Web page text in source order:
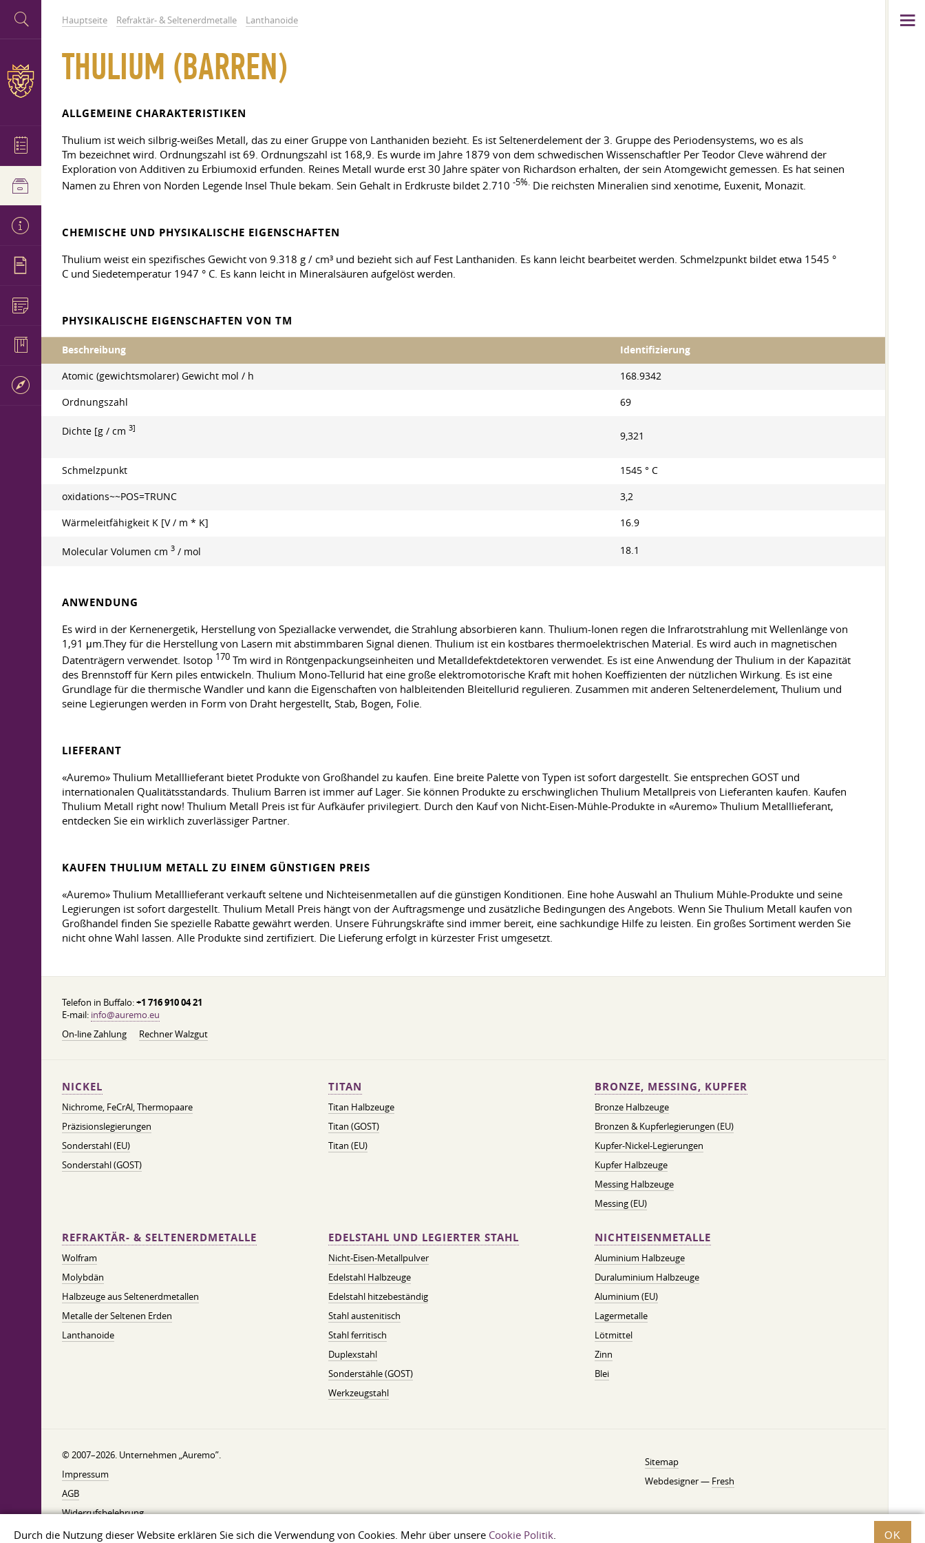
Durch die Nutzung dieser Website erklären Sie sich die Verwendung von Cookies. Mehr über unsere Cookie Politik. OK
Hauptseite Refraktär- & Seltenerdmetalle Lanthanoide
THULIUM (BARREN)
ALLGEMEINE CHARAKTERISTIKEN
Thulium ist weich silbrig-weißes Metall, das zu einer Gruppe von Lanthaniden bezieht. Es ist Seltenerdelement der 3. Gruppe des Periodensystems, wo es als
Tm bezeichnet wird. Ordnungszahl ist 69. Ordnungszahl ist 168,9. Es wurde im Jahre 1879 von dem schwedischen Wissenschaftler Per Teodor Cleve während der
Exploration von Additiven zu Erbiumoxid erfunden. Reines Metall wurde erst 30 Jahre später von Richardson erhalten, der sein Atomgewicht gemessen. Es hat seinen
Namen zu Ehren von Norden Legende Insel Thule bekam. Sein Gehalt in Erdkruste bildet 2.710 -5%. Die reichsten Mineralien sind xenotime, Euxenit, Monazit.
CHEMISCHE UND PHYSIKALISCHE EIGENSCHAFTEN
Thulium weist ein spezifisches Gewicht von 9.318 g / cm³ und bezieht sich auf Fest Lanthaniden. Es kann leicht bearbeitet werden. Schmelzpunkt bildet etwa 1545 °
C und Siedetemperatur 1947 ° C. Es kann leicht in Mineralsäuren aufgelöst werden.
PHYSIKALISCHE EIGENSCHAFTEN VON TM
Beschreibung Identifizierung
Atomic (gewichtsmolarer) Gewicht mol / h 168.9342
Ordnungszahl 69
Dichte [g / cm 3]
9,321
Schmelzpunkt 1545 ° С
oxidations~~POS=TRUNC 3,2
Wärmeleitfähigkeit K [V / m * K] 16.9
Molecular Volumen cm 3 / mol 18.1
ANWENDUNG
Es wird in der Kernenergetik, Herstellung von Speziallacke verwendet, die Strahlung absorbieren kann. Thulium-Ionen regen die Infrarotstrahlung mit Wellenlänge von
1,91 μm.They für die Herstellung von Lasern mit abstimmbaren Signal dienen. Thulium ist ein kostbares thermoelektrischen Material. Es wird auch in magnetischen
Datenträgern verwendet. Isotop 170 Tm wird in Röntgenpackungseinheiten und Metalldefektdetektoren verwendet. Es ist eine Anwendung der Thulium in der Kapazität
des Brennstoff für Kern piles entwickeln. Thulium Mono-Tellurid hat eine große elektromotorische Kraft mit hohen Koeffizienten der nützlichen Wirkung. Es ist eine
Grundlage für die thermische Wandler und kann die Eigenschaften von halbleitenden Bleitellurid regulieren. Zusammen mit anderen Seltenerdelement, Thulium und
seine Legierungen werden in Form von Draht hergestellt, Stab, Bogen, Folie.
LIEFERANT
«Auremo» Thulium Metalllieferant bietet Produkte von Großhandel zu kaufen. Eine breite Palette von Typen ist sofort dargestellt. Sie entsprechen GOST und
internationalen Qualitätsstandards. Thulium Barren ist immer auf Lager. Sie können Produkte zu erschwinglichen Thulium Metallpreis von Lieferanten kaufen. Kaufen
Thulium Metall right now! Thulium Metall Preis ist für Aufkäufer privilegiert. Durch den Kauf von Nicht-Eisen-Mühle-Produkte in «Auremo» Thulium Metalllieferant,
entdecken Sie ein wirklich zuverlässiger Partner.
KAUFEN THULIUM METALL ZU EINEM GÜNSTIGEN PREIS
«Auremo» Thulium Metalllieferant verkauft seltene und Nichteisenmetallen auf die günstigen Konditionen. Eine hohe Auswahl an Thulium Mühle-Produkte und seine
Legierungen ist sofort dargestellt. Thulium Metall Preis hängt von der Auftragsmenge und zusätzliche Bedingungen des Angebots. Wenn Sie Thulium Metall kaufen von
Großhandel finden Sie spezielle Rabatte gewährt werden. Unsere Führungskräfte sind immer bereit, eine sachkundige Hilfe zu leisten. Ein großes Sortiment werden Sie
nicht ohne Wahl lassen. Alle Produkte sind zertifiziert. Die Lieferung erfolgt in kürzester Frist umgesetzt.
Telefon in Buffalo:+1 716 910 04 21
E-mail: info@auremo.eu
On-line Zahlung
Rechner Walzgut
NICKEL
Nichrome, FeСrAl, ​​Thermopaare
Präzisionslegierungen
Sonderstahl (EU)
Sonderstahl (GOST)
TITAN
Titan Halbzeuge
Titan (GOST)
Titan (EU)
BRONZE, MESSING, KUPFER
Bronze Halbzeuge
Bronzen & Kupferlegierungen (EU)
Kupfer-Nickel-Legierungen
Kupfer Halbzeuge
Messing Halbzeuge
Messing (EU)
REFRAKTÄR- & SELTENERDMETALLE
Wolfram
Molybdän
Halbzeuge aus Seltenerdmetallen
Metalle der Seltenen Erden
Lanthanoide
EDELSTAHL UND LEGIERTER STAHL
Nicht-Eisen-Metallpulver
Edelstahl Halbzeuge
Edelstahl hitzebeständig
Stahl austenitisch
Stahl ferritisch
Duplexstahl
Sonderstähle (GOST)
Werkzeugstahl
NICHTEISENMETALLE
Aluminium Halbzeuge
Duraluminium Halbzeuge
Aluminium (EU)
Lagermetalle
Lötmittel
Zinn
Blei
© 2007–2026. Unternehmen „Auremo”.
Impressum
AGB
Widerrufsbelehrung
Datenschutzerklärung
Sitemap
Webdesigner — Fresh